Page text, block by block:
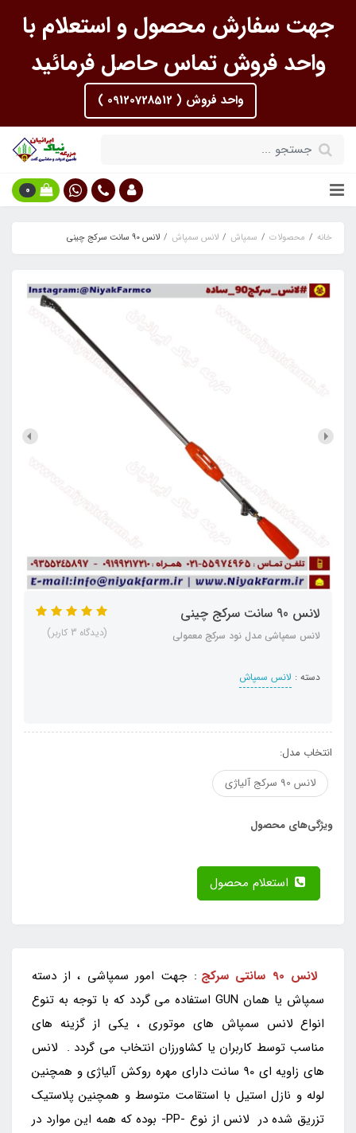
جهت سفارش محصول و استعلام با
واحد فروش تماس حاصل فرمائید
واحد فروش ( 09120728512 )
0
خانه محصولات سمپاش لانس سمپاش لانس 90 سانت سرکج چینی
لانس 90 سانت سرکج چینی
لانس سمپاشی مدل نود سرکج معمولی
دسته : لانس سمپاش
(دیدگاه 3 کاربر)
انتخاب مدل:
لانس 90 سرکج آلیاژی
ویژگی‌های محصول
لانس 90 سانتی سرکج
: جهت امور سمپاشی ، از دسته
سمپاش یا همان GUN استفاده می گردد که با توجه به تنوع
انواع لانس سمپاش های موتوری ، یکی از گزینه های
مناسب توسط کاربران یا کشاورزان انتخاب می گردد . لانس
های زاویه ای 90 سانت دارای مهره روکش آلیاژی و همچنین
لوله و نازل استیل با استقامت متوسط و همچنین پلاستیک
تزریق شده در لانس از نوع -PP- بوده که همه این موارد در